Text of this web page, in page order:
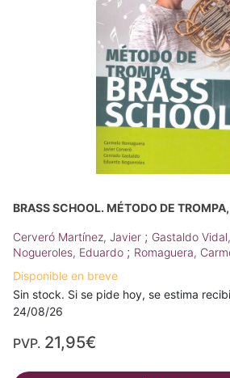
BRASS SCHOOL. MÉTODO DE
Cerveró Martínez, Javier ; Gastaldo
Nogueroles, Eduardo ; Romaguera,
Disponible en breve
Sin stock. Si se pide hoy, se estima
24/08/26
PVP. 21,95€